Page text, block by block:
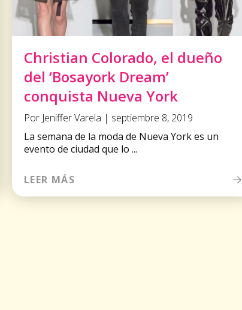
Christian Colorado, el dueño
del ‘Bosayork Dream’
conquista Nueva York
Por Jeniffer Varela | septiembre 8, 2019
La semana de la moda de Nueva York es un
evento de ciudad que lo ...
LEER MÁS